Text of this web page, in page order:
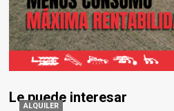
Le puede interesar
ALQUILER